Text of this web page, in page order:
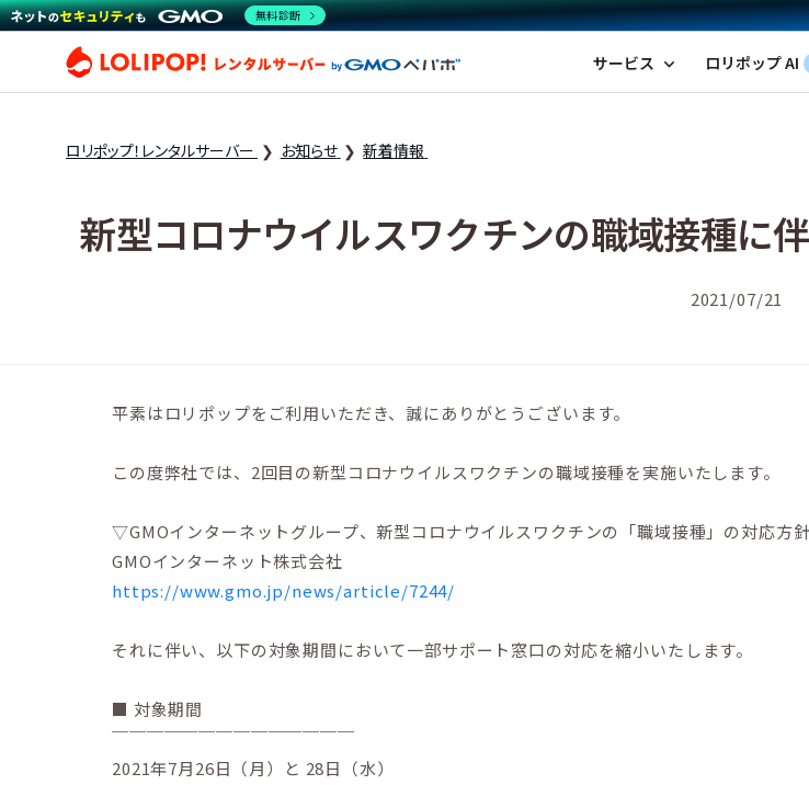
ロリポップ！レンタルサーバー by GMOペパボ
サービス expand_more ロリポップ AI
ロリポップ！レンタルサーバー お知らせ 新着情報
新型コロナウイルスワクチンの職域接種に
2021/07/21
平素はロリポップをご利用いただき、誠にありがとうございます。
この度弊社では、2回目の新型コロナウイルスワクチンの職域接種を実施いたします。
▽GMOインターネットグループ、新型コロナウイルスワクチンの「職域接種」の対応方
GMOインターネット株式会社
https://www.gmo.jp/news/article/7244/
それに伴い、以下の対象期間において一部サポート窓口の対応を縮小いたします。
■ 対象期間
￣￣￣￣￣￣￣￣￣￣￣￣￣￣
2021年7月26日（月）と 28日（水）
無料診断